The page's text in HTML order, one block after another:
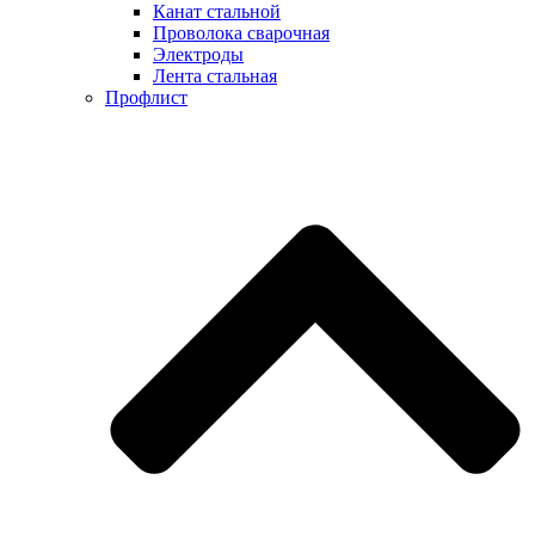
Канат стальной
Проволока сварочная
Электроды
Лента стальная
Профлист